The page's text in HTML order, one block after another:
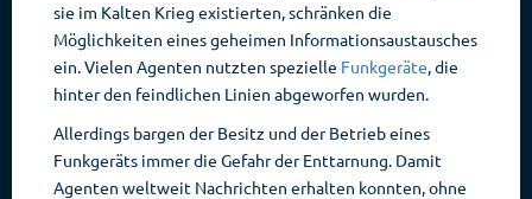
sie im Kalten Krieg existierten, schränken die
Möglichkeiten eines geheimen Informationsaustausches
ein. Vielen Agenten nutzten spezielle Funkgeräte, die
hinter den feindlichen Linien abgeworfen wurden.
Allerdings bargen der Besitz und der Betrieb eines
Funkgeräts immer die Gefahr der Enttarnung. Damit
Agenten weltweit Nachrichten erhalten konnten, ohne